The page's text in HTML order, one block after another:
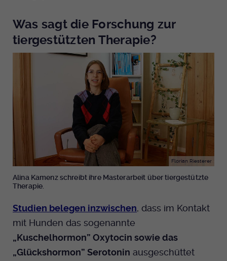
Was sagt die Forschung zur
tiergestützten Therapie?
Florian Riesterer
Alina Kamenz schreibt ihre Masterarbeit über tiergestützte
Therapie.
Studien belegen inzwischen, dass im Kontakt
mit Hunden das sogenannte
„Kuschelhormon” Oxytocin sowie das
„Glückshormon” Serotonin ausgeschüttet